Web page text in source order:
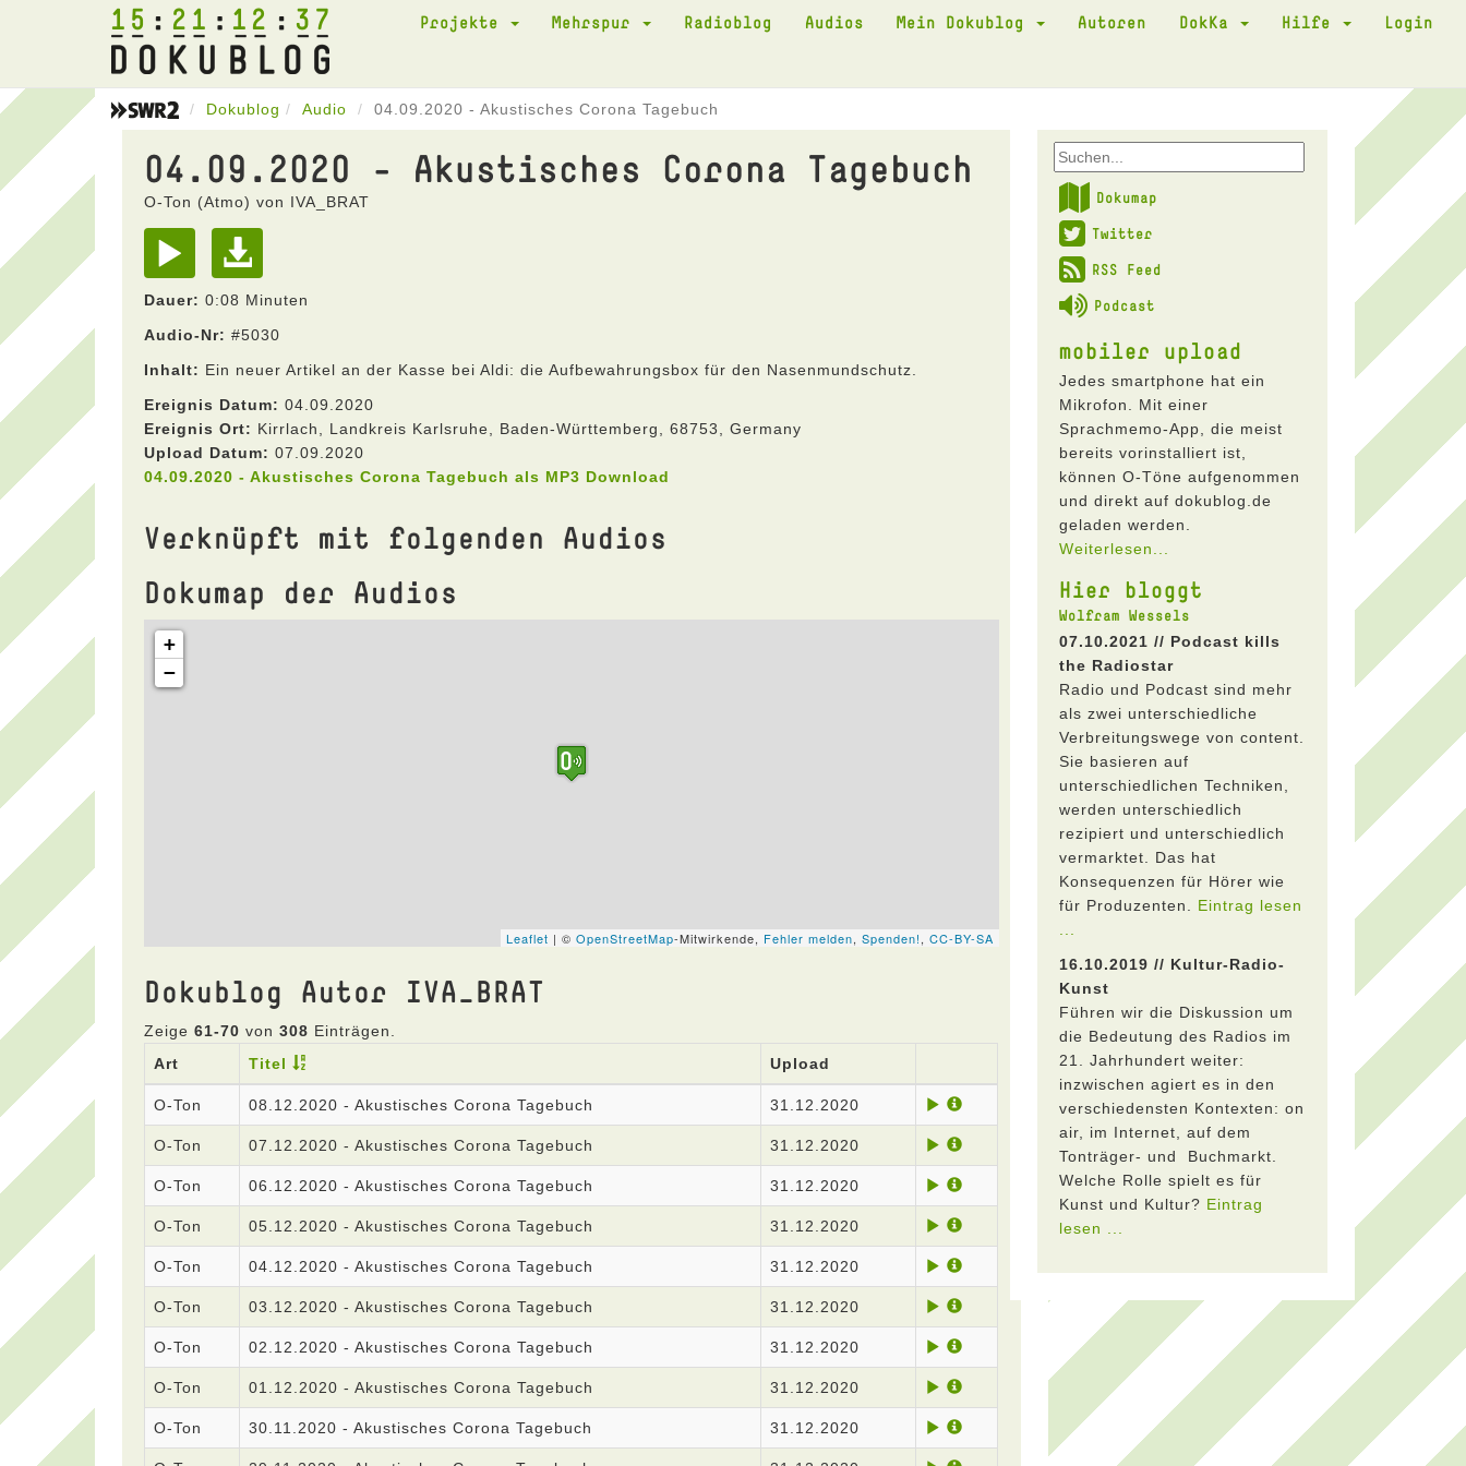
15 21 12 37 Projekte Mehrspur Radioblog Audios Mein Dokublog Autoren DokKa Hilfe Login
Dokublog Audio 04.09.2020 - Akustisches Corona Tagebuch
04.09.2020 - Akustisches Corona Tagebuch
O-Ton (Atmo) von IVA_BRAT
Dauer: 0:08 Minuten
Audio-Nr: #5030
Inhalt: Ein neuer Artikel an der Kasse bei Aldi: die Aufbewahrungsbox für den Nasenmundschutz.
Ereignis Datum: 04.09.2020
Ereignis Ort: Kirrlach, Landkreis Karlsruhe, Baden-Württemberg, 68753, Germany
Upload Datum: 07.09.2020
04.09.2020 - Akustisches Corona Tagebuch als MP3 Download
Verknüpft mit folgenden Audios
Dokumap der Audios
Dokublog Autor IVA_BRAT
Zeige 61-70 von 308 Einträgen.
Art
Titel Upload
O-Ton 08.12.2020 - Akustisches Corona Tagebuch 31.12.2020
O-Ton 07.12.2020 - Akustisches Corona Tagebuch 31.12.2020
O-Ton 06.12.2020 - Akustisches Corona Tagebuch 31.12.2020
O-Ton 05.12.2020 - Akustisches Corona Tagebuch 31.12.2020
O-Ton 04.12.2020 - Akustisches Corona Tagebuch 31.12.2020
O-Ton 03.12.2020 - Akustisches Corona Tagebuch 31.12.2020
O-Ton 02.12.2020 - Akustisches Corona Tagebuch 31.12.2020
O-Ton 01.12.2020 - Akustisches Corona Tagebuch 31.12.2020
O-Ton 30.11.2020 - Akustisches Corona Tagebuch 31.12.2020
Dokumap
Twitter
RSS Feed
Podcast
mobiler upload
Jedes smartphone hat ein
Mikrofon. Mit einer
Sprachmemo-App, die meist
bereits vorinstalliert ist,
können O-Töne aufgenommen
und direkt auf dokublog.de
geladen werden.
Weiterlesen...
Hier bloggt
Wolfram Wessels
07.10.2021 // Podcast kills
the Radiostar
Radio und Podcast sind mehr
als zwei unterschiedliche
Verbreitungswege von content.
Sie basieren auf
unterschiedlichen Techniken,
werden unterschiedlich
rezipiert und unterschiedlich
vermarktet. Das hat
Konsequenzen für Hörer wie
für Produzenten. Eintrag lesen
16.10.2019 // Kultur-Radio-
Kunst
Führen wir die Diskussion um
die Bedeutung des Radios im
21. Jahrhundert weiter:
inzwischen agiert es in den
verschiedensten Kontexten: on
air, im Internet, auf dem
Tonträger- und Buchmarkt.
Welche Rolle spielt es für
Kunst und Kultur? Eintrag
lesen ...